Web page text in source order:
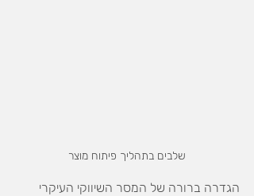
שלבים בתהליך פיתוח מוצר
הגדרה ברורה של המסר השיווקי העיקרי